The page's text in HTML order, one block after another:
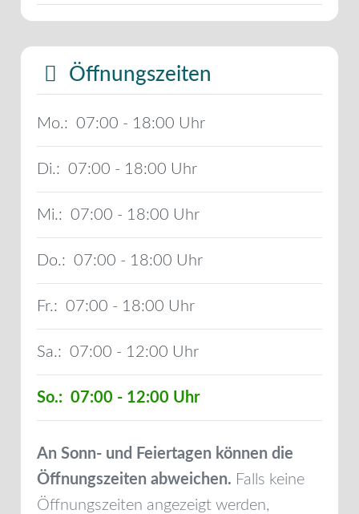
Öffnungszeiten
Mo.: 07:00 - 18:00
Di.: 07:00 - 18:00
Mi.: 07:00 - 18:00
Do.: 07:00 - 18:00
Fr.: 07:00 - 18:00
Sa.: 07:00 - 12:00
So.: 07:00 - 12:00
An Sonn- und Feiertagen können die
Öffnungszeiten abweichen. Falls keine
Öffnungszeiten angezeigt werden,